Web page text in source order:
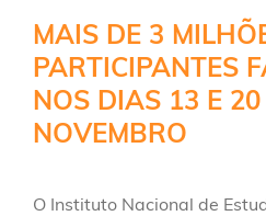
MAIS DE 3
PARTICIPANTES
NOS DIAS 13 E 20
NOVEMBRO
O Instituto Nacional de